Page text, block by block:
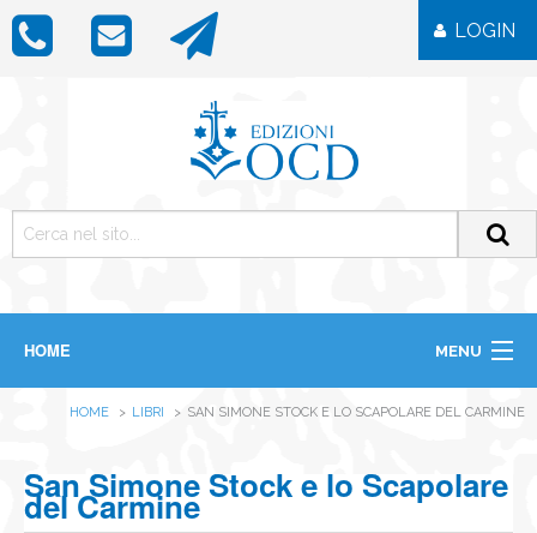
LOGIN
HOME MENU
ICONE
IMMAGINI
OGGETTISTICA
HOME LIBRI SAN SIMONE STOCK E LO SCAPOLARE DEL CARMINE
San Simone Stock e lo Scapolare
del Carmine